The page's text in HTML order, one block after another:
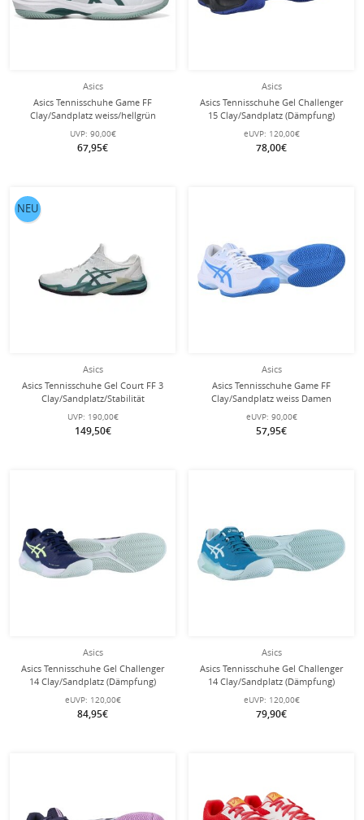
Asics
Asics Tennisschuhe Game FF
Clay/Sandplatz weiss/hellgrün
UVP: 90,00€
67,95€
Asics
Asics Tennisschuhe Gel Challenger
15 Clay/Sandplatz (Dämpfung)
eUVP: 120,00€
78,00€
Asics
Asics Tennisschuhe Gel Court FF 3
Clay/Sandplatz/Stabilität
UVP: 190,00€
149,50€
NEU
Asics
Asics Tennisschuhe Game FF
Clay/Sandplatz weiss Damen
eUVP: 90,00€
57,95€
Asics
Asics Tennisschuhe Gel Challenger
14 Clay/Sandplatz (Dämpfung)
eUVP: 120,00€
84,95€
Asics
Asics Tennisschuhe Gel Challenger
14 Clay/Sandplatz (Dämpfung)
eUVP: 120,00€
79,90€